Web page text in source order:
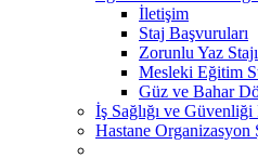
İletişim
Staj Başvuruları
Zorunlu Yaz Stajı
Mesleki Eğitim
Güz ve Bahar
İş Sağlığı ve Güvenliği
Hastane Organizasyon